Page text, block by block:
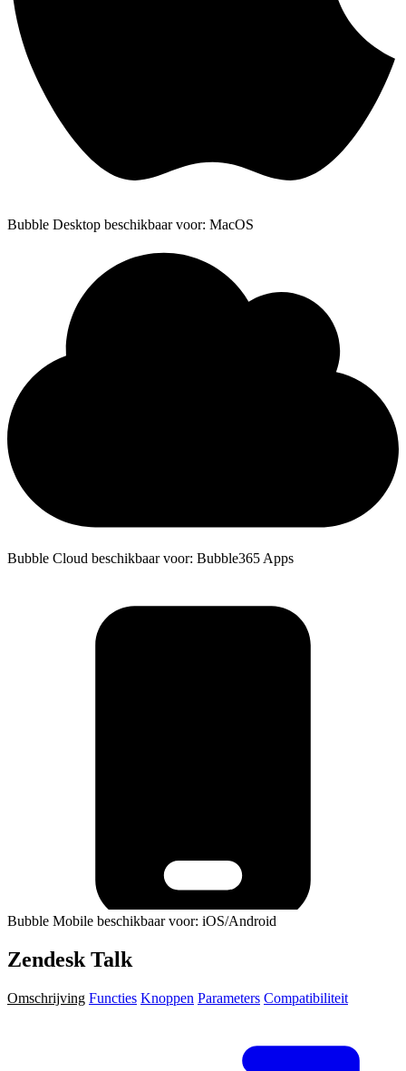
Bubble Desktop beschikbaar voor: MacOS
Bubble Cloud beschikbaar voor: Bubble365 Apps
Bubble Mobile beschikbaar voor: iOS/Android
Zendesk Talk
Omschrijving Functies Knoppen Parameters Compatibiliteit